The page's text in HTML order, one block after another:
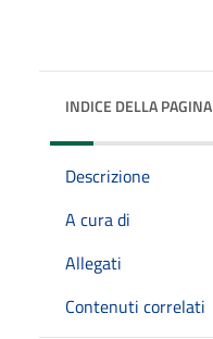
INDICE DELLA PAGINA
Descrizione
A cura di
Allegati
Contenuti correlati